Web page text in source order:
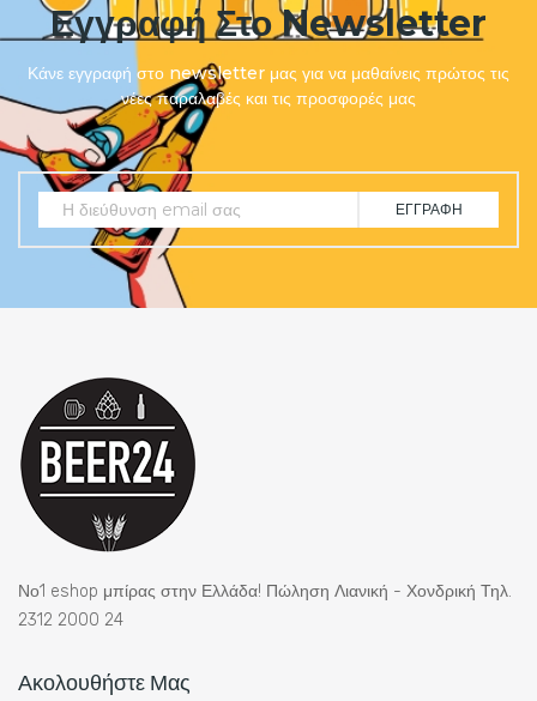
Εγγραφή Στο Newsletter
Κάνε εγγραφή στο newsletter μας για να μαθαίνεις πρώτος τις
νέες παραλαβές και τις προσφορές μας
ΕΓΓΡΑΦΉ
Νο1 eshop μπίρας στην Ελλάδα! Πώληση Λιανική - Χονδρική Τηλ.
2312 2000 24
Ακολουθήστε Μας